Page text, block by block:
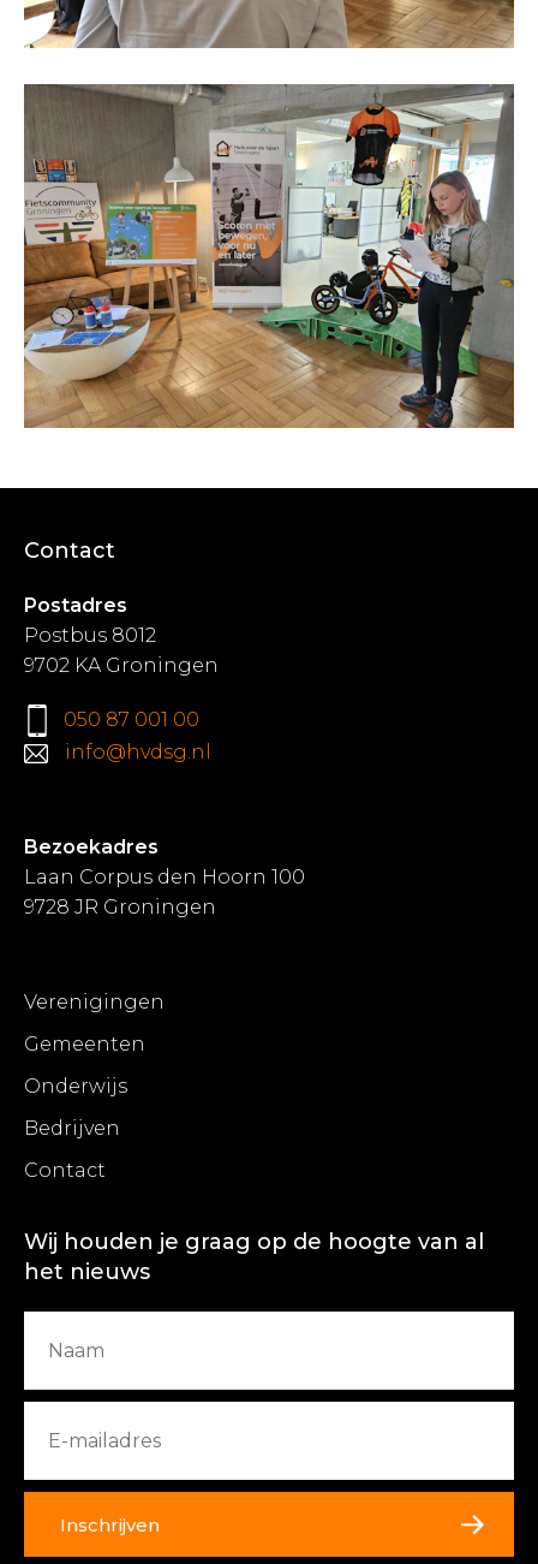
Contact
Postadres
Postbus 8012
9702 KA Groningen
050 87 001 00
info@hvdsg.nl
Bezoekadres
Laan Corpus den Hoorn 100
9728 JR Groningen
Verenigingen
Gemeenten
Onderwijs
Bedrijven
Contact
Wij houden je graag op de hoogte van al
het nieuws
Inschrijven